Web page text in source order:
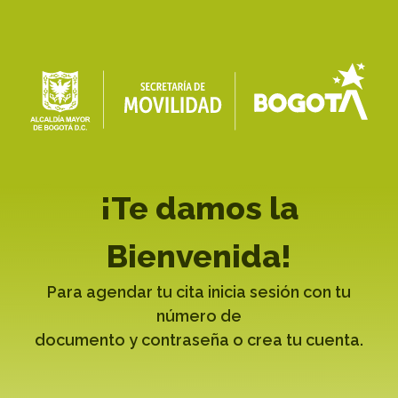
¡Te damos la
Bienvenida!
Para agendar tu cita inicia sesión con tu
número de
documento y contraseña o crea tu cuenta.